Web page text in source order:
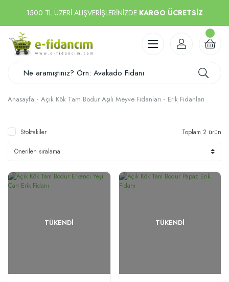
1500 TL ÜZERİ ALIŞVERİŞLERİNİZDE KARGO ÜCRETSİZ
Anasayfa Açık Kök Tam Bodur Aşılı Meyve Fidanları Erik Fidanları
Stoktakiler Toplam 2 ürün
TÜKENDI TÜKENDI